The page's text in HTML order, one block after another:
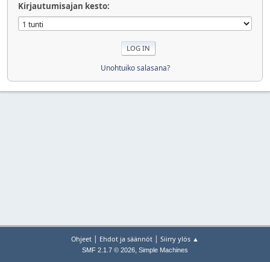
Kirjautumisajan kesto:
Unohtuiko salasana?
Ohjeet | Ehdot ja säännöt | Siirry ylös ▲
SMF 2.1.7 © 2026, Simple Machines